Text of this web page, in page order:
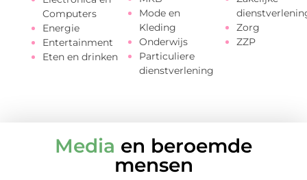
Computers
Energie
Entertainment
Eten en drinken
Mode en
Kleding
Onderwijs
Particuliere
dienstverlening
Zorg
ZZP
Media en beroemde
mensen